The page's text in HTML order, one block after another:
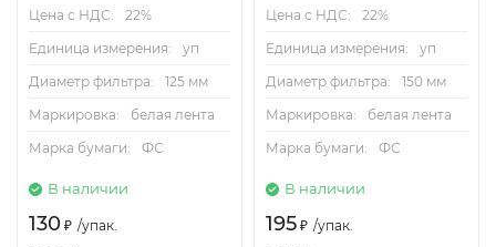
Цена с НДС:
22%
Единица измерения:
уп
Диаметр фильтра:
125 мм
Маркировка:
белая лента
Марка бумаги:
ФС
В наличии
130 ₽ /упак.
Цена с НДС:
22%
Единица измерения:
уп
Диаметр фильтра:
150 мм
Маркировка:
белая лента
Марка бумаги:
ФС
В наличии
195 ₽ /упак.